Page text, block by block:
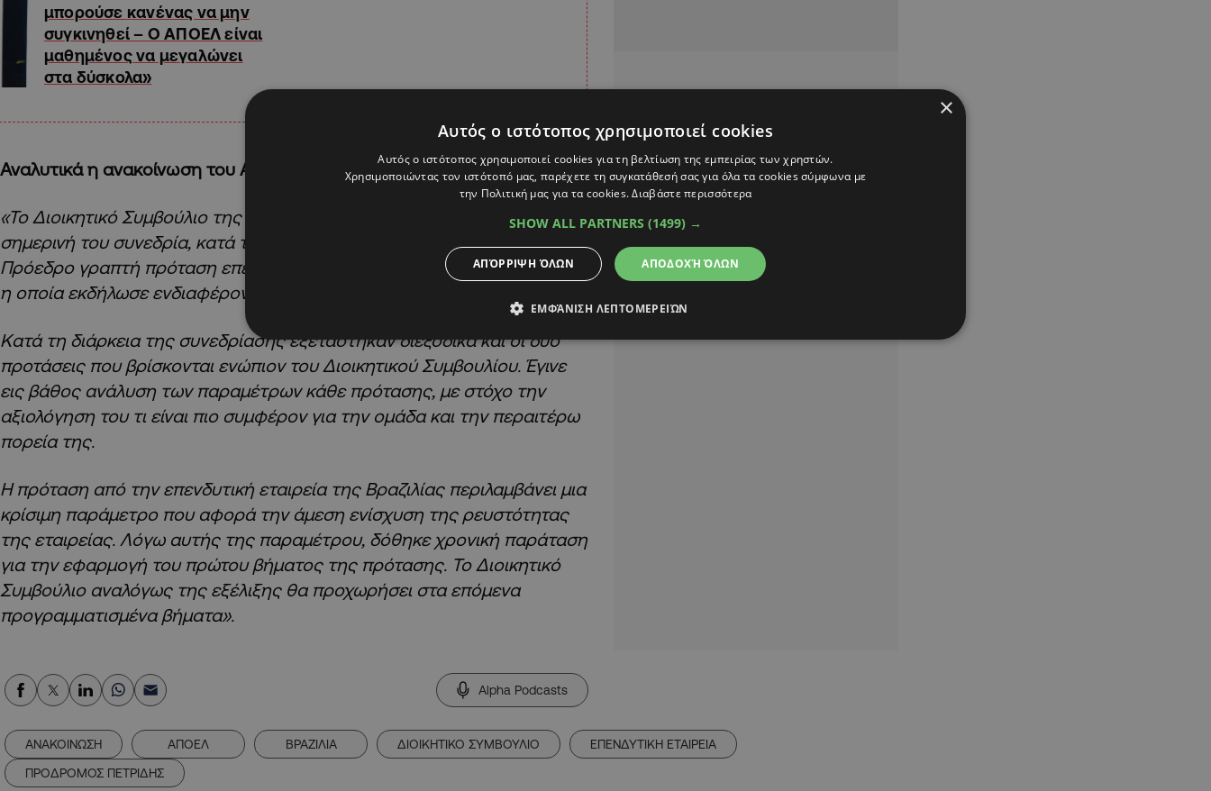
μπορούσε κανένας να μην
συγκινηθεί – Ο ΑΠΟΕΛ είναι
μαθημένος να μεγαλώνει
στα δύσκολα»
Αναλυτικά η ανακοίνωση του ΑΠΟΕΛ:
«Το Διοικητικό Συμβούλιο της εταιρείας ΑΠΟΕΛ ολοκλήρωσε τη
σημερινή του συνεδρία, κατά την οποία παρουσιάστηκε από τον
Πρόεδρο γραπτή πρόταση επενδυτικής εταιρείας με έδρα τη Βραζιλία,
η οποία εκδήλωσε ενδιαφέρον για επένδυση στον ΑΠΟΕΛ.
Κατά τη διάρκεια της συνεδρίασης εξετάστηκαν διεξοδικά και οι δύο
προτάσεις που βρίσκονται ενώπιον του Διοικητικού Συμβουλίου. Έγινε
εις βάθος ανάλυση των παραμέτρων κάθε πρότασης, με στόχο την
αξιολόγηση του τι είναι πιο συμφέρον για την ομάδα και την περαιτέρω
πορεία της.
Η πρόταση από την επενδυτική εταιρεία της Βραζιλίας περιλαμβάνει μια
κρίσιμη παράμετρο που αφορά την άμεση ενίσχυση της ρευστότητας
της εταιρείας. Λόγω αυτής της παραμέτρου, δόθηκε χρονική παράταση
για την εφαρμογή του πρώτου βήματος της πρότασης. Το Διοικητικό
Συμβούλιο αναλόγως της εξέλιξης θα προχωρήσει στα επόμενα
προγραμματισμένα βήματα».
Alpha Podcasts
ΑΝΑΚΟΙΝΩΣΗ ΑΠΟΕΛ ΒΡΑΖΙΛΙΑ ΔΙΟΙΚΗΤΙΚΟ ΣΥΜΒΟΥΛΙΟ
ΕΠΕΝΔΥΤΙΚΗ ΕΤΑΙΡΕΙΑ
ΠΡΟΔΡΟΜΟΣ ΠΕΤΡΙΔΗΣ
×
Αυτός ο ιστότοπος χρησιμοποιεί cookies
Αυτός ο ιστότοπος χρησιμοποιεί cookies για τη βελτίωση της εμπειρίας των χρηστών.
Χρησιμοποιώντας τον ιστότοπό μας, παρέχετε τη συγκατάθεσή σας για όλα τα cookies σύμφωνα με
την Πολιτική μας για τα cookies.Διαβάστε περισσότερα
SHOW ALL PARTNERS (1499) →
ΑΠΟΔΟΧΉ ΌΛΩΝ
ΑΠΌΡΡΙΨΗ ΌΛΩΝ
ΕΜΦΆΝΙΣΗ ΛΕΠΤΟΜΕΡΕΙΏΝ